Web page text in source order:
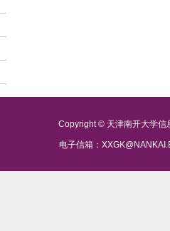
Copyright © 天津南开大学信
电子信箱：